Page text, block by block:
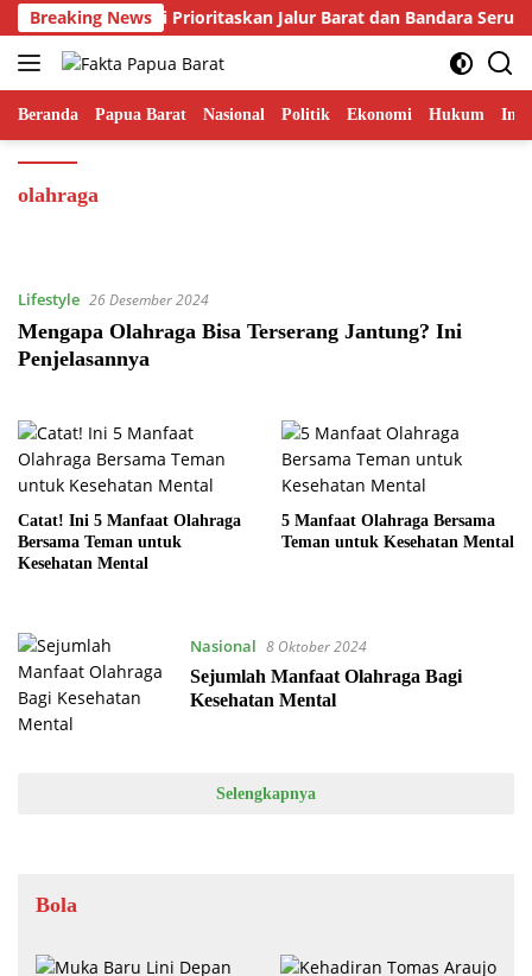
Langsung
ke
konten
Breaking News
Gubernur Fakhiri Prioritaskan Jalur Barat dan Bandara Serui
Beranda Papua Barat Nasional Politik Ekonomi Hukum
olahraga
Lifestyle 26 Desember 2024
Mengapa Olahraga Bisa Terserang Jantung? Ini
Penjelasannya
Catat! Ini 5 Manfaat Olahraga
Bersama Teman untuk
Kesehatan Mental
5 Manfaat Olahraga Bersama
Teman untuk Kesehatan Mental
Nasional 8 Oktober 2024
Sejumlah Manfaat Olahraga Bagi
Kesehatan Mental
Selengkapnya
Bola